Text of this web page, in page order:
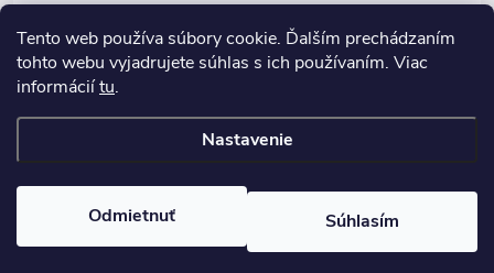
Tento web používa súbory cookie. Ďalším prechádzaním
tohto webu vyjadrujete súhlas s ich používaním. Viac
informáciítu.
Nastavenie
Odmietnuť Súhlasím
e
Informácie pre vás
. Všetky práva vyhradené.